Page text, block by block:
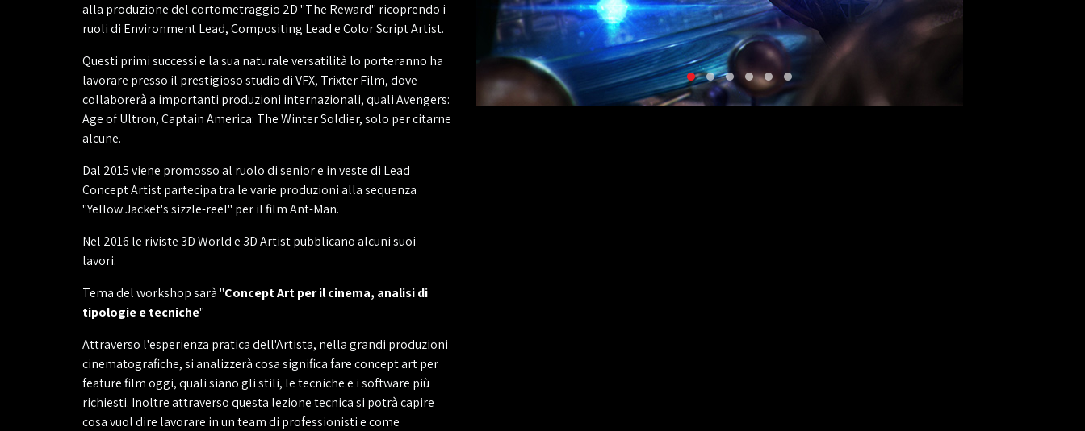
alla produzione del cortometraggio 2D "The Reward" ricoprendo i
ruoli di Environment Lead, Compositing Lead e Color Script Artist.
Questi primi successi e la sua naturale versatilità lo porteranno ha
lavorare presso il prestigioso studio di VFX, Trixter Film, dove
collaborerà a importanti produzioni internazionali, quali Avengers:
Age of Ultron, Captain America: The Winter Soldier, solo per citarne
alcune.
Dal 2015 viene promosso al ruolo di senior e in veste di Lead
Concept Artist partecipa tra le varie produzioni alla sequenza
"Yellow Jacket's sizzle-reel" per il film Ant-Man.
Nel 2016 le riviste 3D World e 3D Artist pubblicano alcuni suoi
lavori.
Tema del workshop sarà "Concept Art per il cinema, analisi di
tipologie e tecniche"
Attraverso l'esperienza pratica dell'Artista, nella grandi produzioni
cinematografiche, si analizzerà cosa significa fare concept art per
feature film oggi, quali siano gli stili, le tecniche e i software più
richiesti. Inoltre attraverso questa lezione tecnica si potrà capire
cosa vuol dire lavorare in un team di professionisti e come